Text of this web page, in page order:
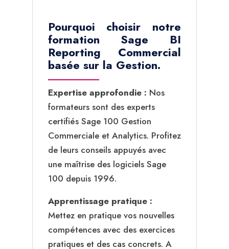
Pourquoi choisir notre
formation Sage BI
Reporting Commercial
basée sur la Gestion.
Expertise approfondie : Nos
formateurs sont des experts
certifiés Sage 100 Gestion
Commerciale et Analytics. Profitez
de leurs conseils appuyés avec
une maîtrise des logiciels Sage
100 depuis 1996.
Apprentissage pratique :
Mettez en pratique vos nouvelles
compétences avec des exercices
pratiques et des cas concrets. A